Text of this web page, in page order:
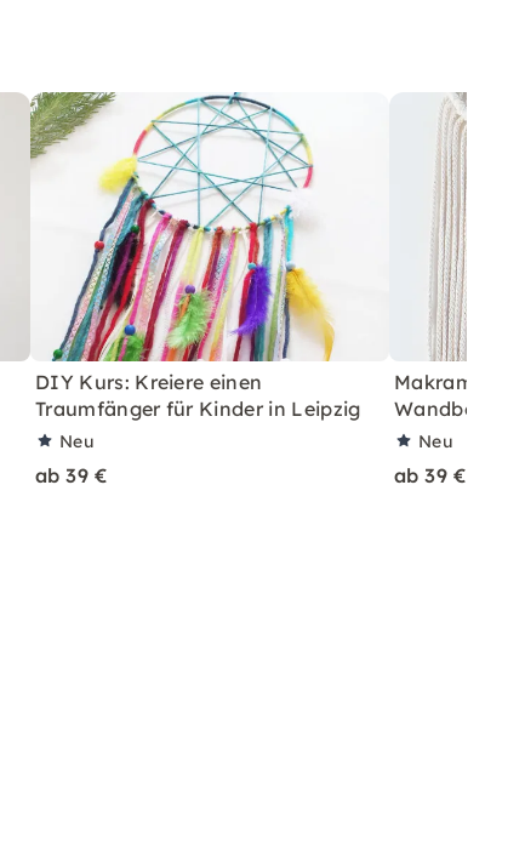
DIY Kurs: Kreiere einen
Traumfänger für Kinder in Leipzig
Neu
ab 39 €
Makramee
Neu
ab 39 €